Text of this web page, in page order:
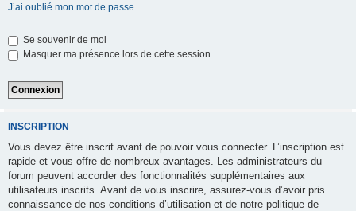
J’ai oublié mon mot de passe
Se souvenir de moi
Masquer ma présence lors de cette session
INSCRIPTION
Vous devez être inscrit avant de pouvoir vous connecter. L’inscription est
rapide et vous offre de nombreux avantages. Les administrateurs du
forum peuvent accorder des fonctionnalités supplémentaires aux
utilisateurs inscrits. Avant de vous inscrire, assurez-vous d’avoir pris
connaissance de nos conditions d’utilisation et de notre politique de